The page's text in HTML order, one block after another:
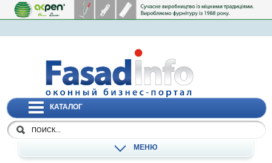
КАТАЛОГ
МЕНЮ